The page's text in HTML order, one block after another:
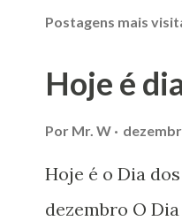
Postagens mais
Hoje é
Por Mr. W
Hoje é o Dia
dezembro O